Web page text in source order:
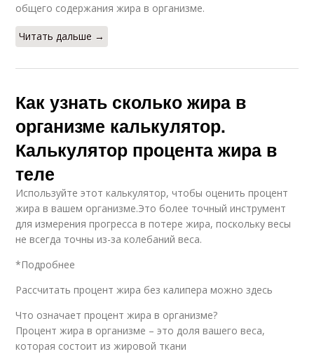
общего содержания жира в организме.
Читать дальше →
Как узнать сколько жира в
организме калькулятор.
Калькулятор процента жира в
теле
Используйте этот калькулятор, чтобы оценить процент
жира в вашем организме.Это более точный инструмент
для измерения прогресса в потере жира, поскольку весы
не всегда точны из-за колебаний веса.
*Подробнее
Рассчитать процент жира без калипера можно здесь
Что означает процент жира в организме?
Процент жира в организме – это доля вашего веса,
которая состоит из жировой ткани